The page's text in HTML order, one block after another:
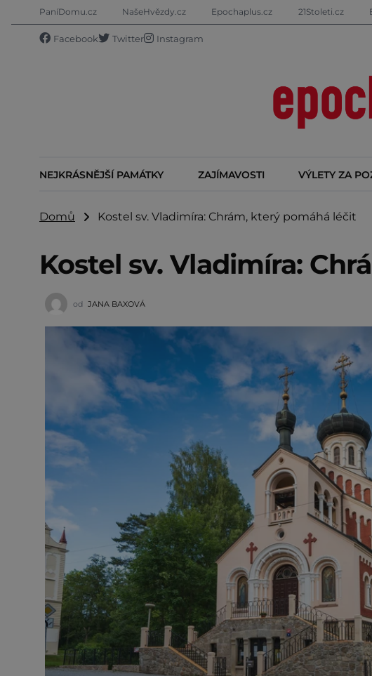
PaníDomu.cz NašeHvězdy.cz Epochaplus.cz 21Stoleti.cz
Facebook Twitter Instagram
NEJKRÁSNĚJŠÍ PAMÁTKY ZAJÍMAVOSTI VÝLETY ZA
Domů Kostel sv. Vladimíra: Chrám, který pomáhá léčit
Kostel sv. Vladimíra:
od JANA BAXOVÁ